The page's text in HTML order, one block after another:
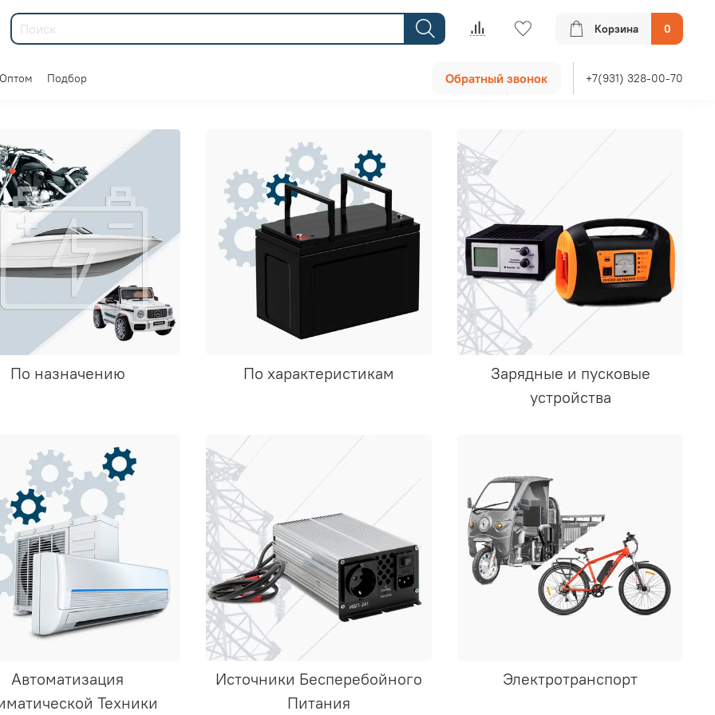
Корзина 0
Оптом Подбор Обратный звонок +7(931) 328-00-70
По назначению По характеристикам
Зарядные и пусковые
устройства
Автоматизация
Техники
Источники Бесперебойного
Питания
Электротранспорт